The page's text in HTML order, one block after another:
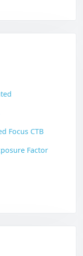
Focus CTB
Factor